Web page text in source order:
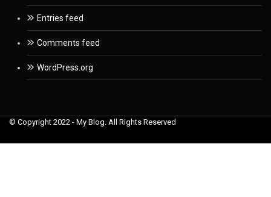
Entries feed
Comments feed
WordPress.org
© Copyright 2022 - My Blog. All Rights Reserved